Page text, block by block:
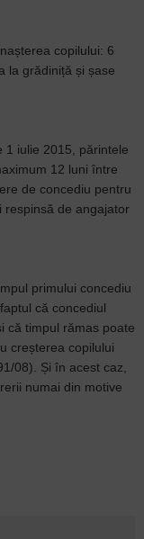
copilului: 6
la grădiniță și șase
1 iulie 2015, părintele
12 luni între
de concediu pentru
respinsă de angajator
primului concediu
că concediul
că timpul rămas poate
creșterea copilului
08). Și în acest caz,
numai din motive